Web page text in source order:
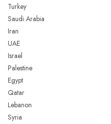
Turkey
Saudi Arabia
Iran
UAE
Israel
Palestine
Egypt
Qatar
Lebanon
Syria